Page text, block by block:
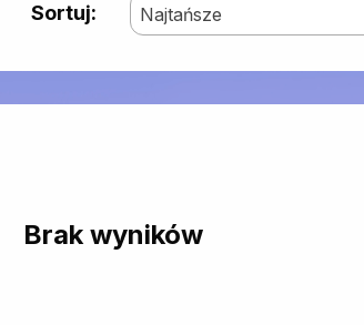
Sortuj: Najtańsze
Brak wyników